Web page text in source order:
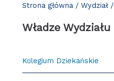
Strona główna/ Wydział/
Władze Wydziału
Kolegium Dziekańskie